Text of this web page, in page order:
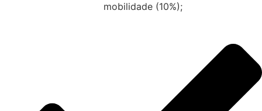
mobilidade (10%);